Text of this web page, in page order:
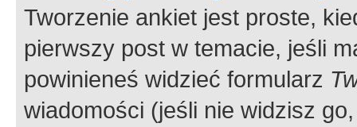
Tworzenie ankiet jest proste,
pierwszy post w temacie, jeśli
powinieneś widzieć formularz
wiadomości (jeśli nie widzisz